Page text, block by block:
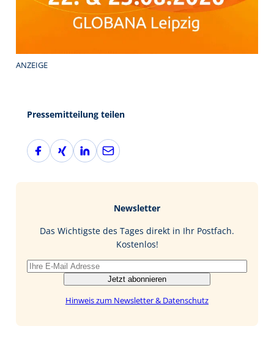
ANZEIGE
Pressemitteilung teilen
F
a
X
i
L
i
I
E
-
Newsletter
Das Wichtigste des Tages direkt in Ihr Postfach.
Kostenlos!
Jetzt abonnieren
Hinweis zum Newsletter & Datenschutz